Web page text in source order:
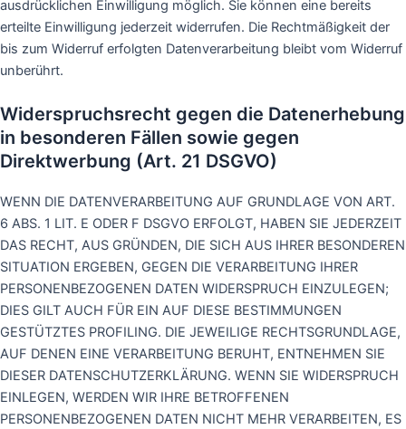
ausdrücklichen Einwilligung möglich. Sie können eine bereits
erteilte Einwilligung jederzeit widerrufen. Die Rechtmäßigkeit der
bis zum Widerruf erfolgten Datenverarbeitung bleibt vom Widerruf
unberührt.
Widerspruchsrecht gegen die Datenerhebung
in besonderen Fällen sowie gegen
Direktwerbung (Art. 21 DSGVO)
WENN DIE DATENVERARBEITUNG AUF GRUNDLAGE VON ART.
6 ABS. 1 LIT. E ODER F DSGVO ERFOLGT, HABEN SIE JEDERZEIT
DAS RECHT, AUS GRÜNDEN, DIE SICH AUS IHRER BESONDEREN
SITUATION ERGEBEN, GEGEN DIE VERARBEITUNG IHRER
PERSONENBEZOGENEN DATEN WIDERSPRUCH EINZULEGEN;
DIES GILT AUCH FÜR EIN AUF DIESE BESTIMMUNGEN
GESTÜTZTES PROFILING. DIE JEWEILIGE RECHTSGRUNDLAGE,
AUF DENEN EINE VERARBEITUNG BERUHT, ENTNEHMEN SIE
DIESER DATENSCHUTZERKLÄRUNG. WENN SIE WIDERSPRUCH
EINLEGEN, WERDEN WIR IHRE BETROFFENEN
PERSONENBEZOGENEN DATEN NICHT MEHR VERARBEITEN, ES